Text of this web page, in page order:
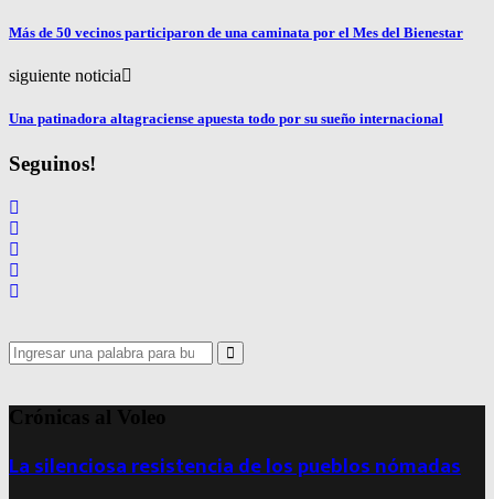
Más de 50 vecinos participaron de una caminata por el Mes del Bienestar
siguiente noticia
Una patinadora altagraciense apuesta todo por su sueño internacional
Seguinos!
Search
for:
Search
Crónicas al Voleo
La silenciosa resistencia de los pueblos nómadas